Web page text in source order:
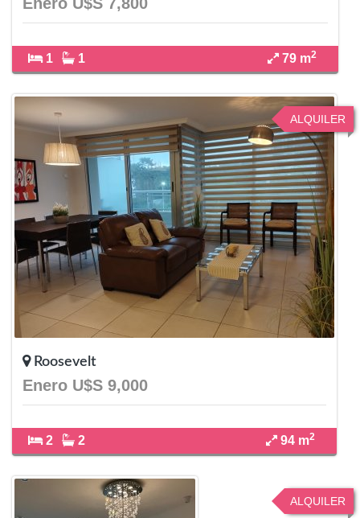
1 1 79 m2
ALQUILER
Roosevelt
Enero U$S 9,000
2 2 94 m2
ALQUILER